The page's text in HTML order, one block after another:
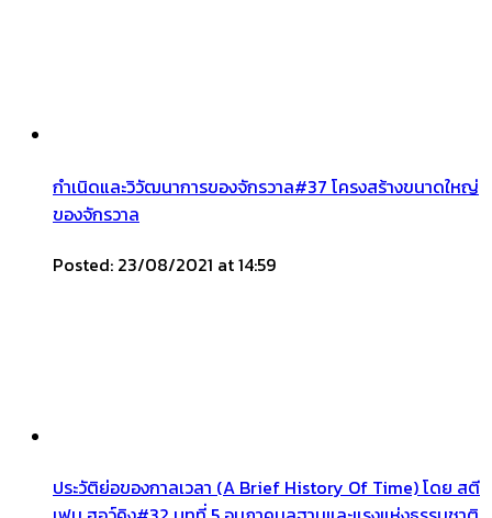
กำเนิดและวิวัฒนาการของจักรวาล#37 โครงสร้างขนาดใหญ่
ของจักรวาล
Posted: 23/08/2021 at 14:59
ประวัติย่อของกาลเวลา (A Brief History Of Time) โดย สตี